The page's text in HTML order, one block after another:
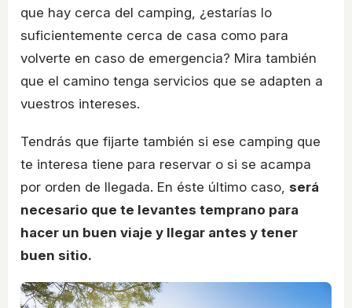
que hay cerca del camping, ¿estarías lo
suficientemente cerca de casa como para
volverte en caso de emergencia? Mira también
que el camino tenga servicios que se adapten a
vuestros intereses.
Tendrás que fijarte también si ese camping que
te interesa tiene para reservar o si se acampa
por orden de llegada. En éste último caso, será
necesario que te levantes temprano para
hacer un buen viaje y llegar antes y tener
buen sitio.